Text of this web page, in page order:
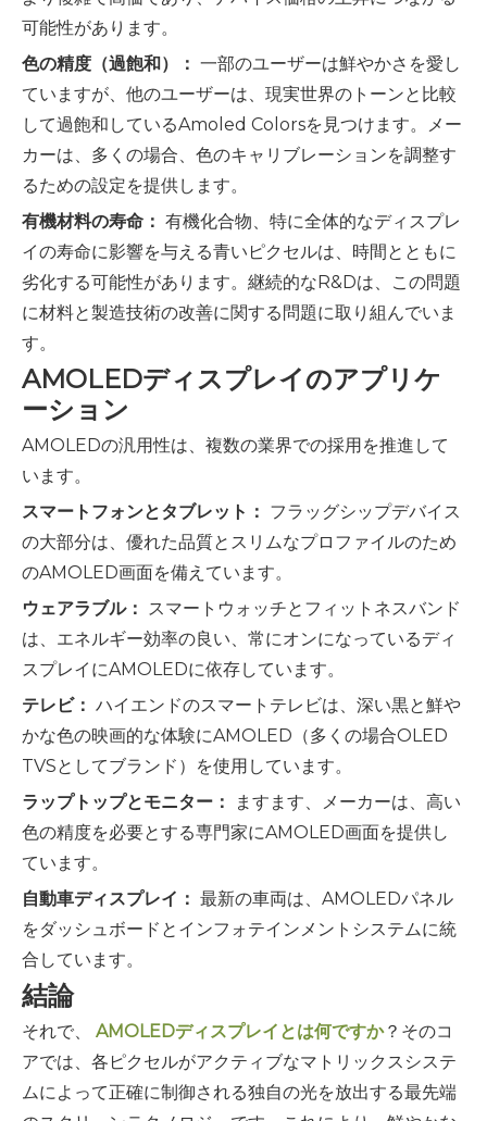
可能性があります。
色の精度（過飽和）： 一部のユーザーは鮮やかさを愛し
ていますが、他のユーザーは、現実世界のトーンと比較
して過飽和しているAmoled Colorsを見つけます。メー
カーは、多くの場合、色のキャリブレーションを調整す
るための設定を提供します。
有機材料の寿命： 有機化合物、特に全体的なディスプレ
イの寿命に影響を与える青いピクセルは、時間とともに
劣化する可能性があります。継続的なR&Dは、この問題
に材料と製造技術の改善に関する問題に取り組んでいま
す。
AMOLEDディスプレイのアプリケ
ーション
AMOLEDの汎用性は、複数の業界での採用を推進して
います。
スマートフォンとタブレット： フラッグシップデバイス
の大部分は、優れた品質とスリムなプロファイルのため
のAMOLED画面を備えています。
ウェアラブル： スマートウォッチとフィットネスバンド
は、エネルギー効率の良い、常にオンになっているディ
スプレイにAMOLEDに依存しています。
テレビ： ハイエンドのスマートテレビは、深い黒と鮮や
かな色の映画的な体験にAMOLED（多くの場合OLED
TVSとしてブランド）を使用しています。
ラップトップとモニター：
ますます、メーカーは、高い
色の精度を必要とする専門家にAMOLED画面を提供し
ています。
自動車ディスプレイ： 最新の車両は、AMOLEDパネル
をダッシュ​​ボードとインフォテインメントシステムに統
合しています。
結論
それで、 AMOLEDディスプレイとは何ですか？そのコ
アでは、各ピクセルがアクティブなマトリックスシステ
ムによって正確に制御される独自の光を放出する最先端